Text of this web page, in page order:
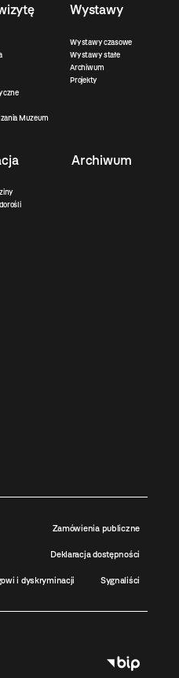
Muzeum
Wystawy
Wystawy czasowe
Wystawy stałe
Archiwum
Projekty
Archiwum
Zamówienia publiczne
Deklaracja dostępności
i dyskryminacji Sygnaliści